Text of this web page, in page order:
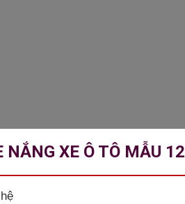
NẮNG XE Ô TÔ MẪU 12